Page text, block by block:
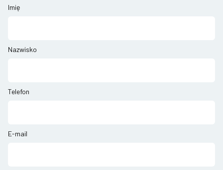
Imię
Nazwisko
Telefon
E-mail